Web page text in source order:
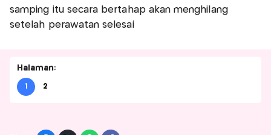
samping itu secara bertahap akan menghilang
setelah perawatan selesai
Halaman:
1 2